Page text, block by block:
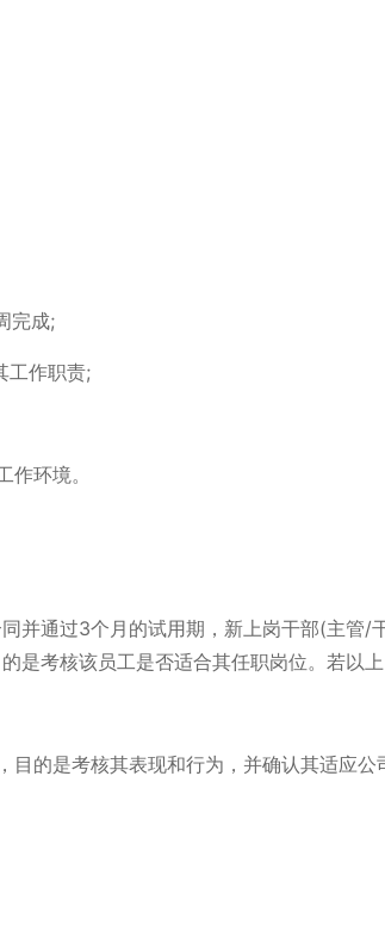
完成;
工作职责;
环境。
并通过3个月的试用期，新上岗干部(主
是考核该员工是否适合其任职岗位。若以
目的是考核其表现和行为，并确认其适应